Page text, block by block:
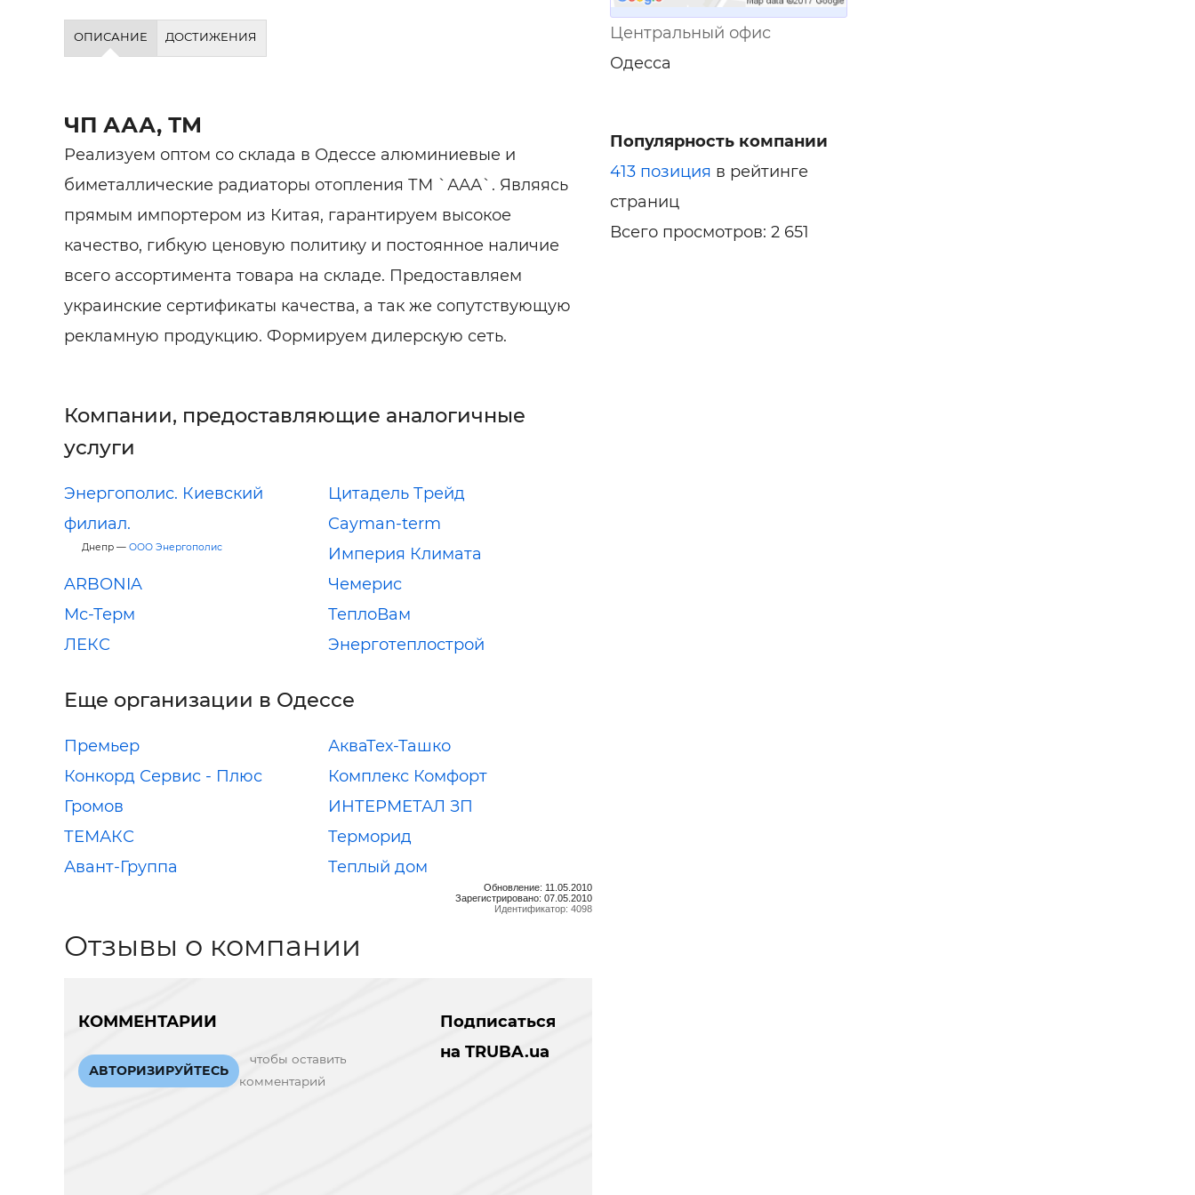
ОПИСАНИЕ ДОСТИЖЕНИЯ
ЧП ААА, ТМ
Реализуем оптом со склада в Одессе алюминиевые и
биметаллические радиаторы отопления ТМ `ААА`. Являясь
прямым импортером из Китая, гарантируем высокое
качество, гибкую ценовую политику и постоянное наличие
всего ассортимента товара на складе. Предоставляем
украинские сертификаты качества, а так же сопутствующую
рекламную продукцию. Формируем дилерскую сеть.
Компании, предоставляющие аналогичные
услуги
Энергополис. Киевский
филиал.
Днепр — ООО Энергополис
Цитадель Трейд
Cayman-term
Империя Климата
ARBONIA
Чемерис
Мс-Терм
ТеплоВам
ЛЕКС
Энерготеплострой
Еще организации в Одессе
Премьер
АкваТех-Ташко
Конкорд Сервис - Плюс
Комплекс Комфорт
Громов
ИНТЕРМЕТАЛ ЗП
ТЕМАКС
Терморид
Авант-Группа
Теплый дом
Обновление: 11.05.2010
Зарегистрировано: 07.05.2010
Идентификатор: 4098
Отзывы о компании
КОММЕНТАРИИ
АВТОРИЗИРУЙТЕСЬ
чтобы оставить
комментарий
Подписаться
на TRUBA.ua
Центральный офис
Одесса
Популярность компании
413 позиция в рейтинге
страниц
Всего просмотров: 2 651